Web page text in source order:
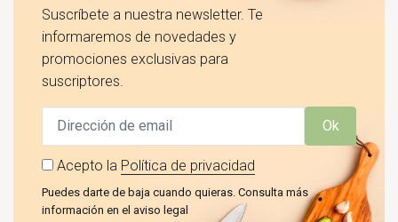
Suscríbete a nuestra newsletter. Te
informaremos de novedades y
promociones exclusivas para
suscriptores.
Ok
Acepto la Política de privacidad
Puedes darte de baja cuando quieras. Consulta más
información en el aviso legal